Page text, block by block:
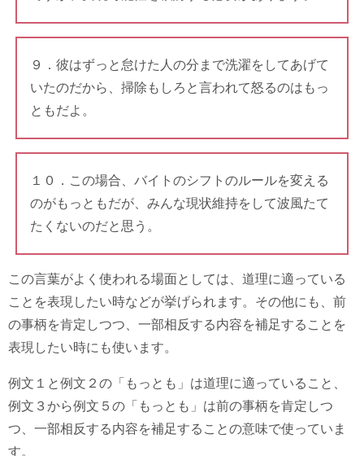
９．彼はずっと怠けた人の分まで洗濯をしてあげて
いたのだから、掃除もしろと言われて怒るのはもっ
ともだよ。
１０．この場合、バイトのシフトのルールを変える
のがもっともだが、みんな現状維持をして波風たて
たくないのだと思う。
この言葉がよく使われる場面としては、道理に適っている
ことを表現したい時などが挙げられます。その他にも、前
の事柄を肯定しつつ、一部相反する内容を補足することを
表現したい時にも使います。
例文１と例文２の「もっとも」は道理に適っていること、
例文３から例文５の「もっとも」は前の事柄を肯定しつ
つ、一部相反する内容を補足することの意味で使っていま
す。